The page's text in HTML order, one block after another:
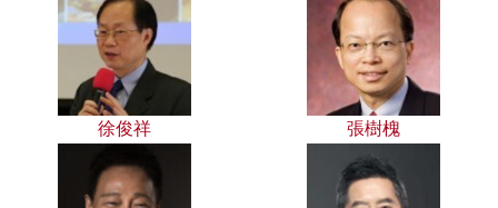
徐俊祥 張樹槐